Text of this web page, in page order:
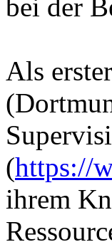
bei der
Als
(https://
ihrem